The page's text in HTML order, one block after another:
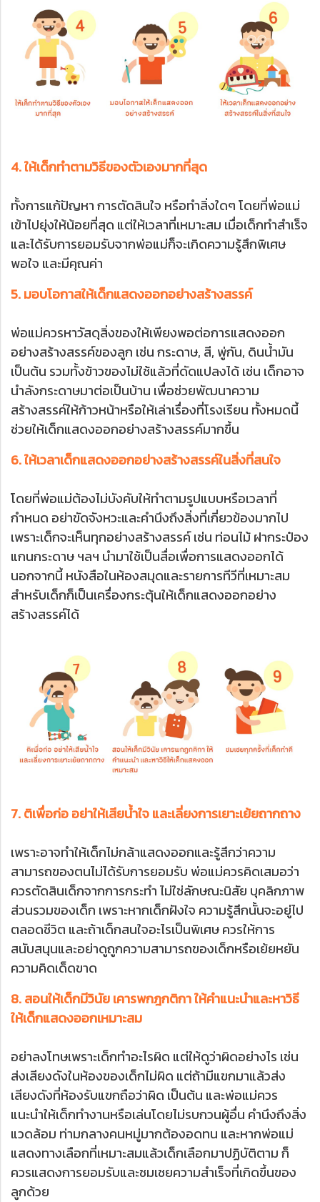
4. ให้เด็กทำตามวิธีของตัวเองมากที่สุด
ทั้งการแก้ปัญหา การตัดสินใจ หรือทำสิ่งใดๆ โดยที่พ่อแม่
เข้าไปยุ่งให้น้อยที่สุด แต่ให้เวลาที่เหมาะสม เมื่อเด็กทำสำเร็จ
และได้รับการยอมรับจากพ่อแม่ก็จะเกิดความรู้สึกพิเศษ
พอใจ และมีคุณค่า
5. มอบโอกาสให้เด็กแสดงออกอย่างสร้างสรรค์
พ่อแม่ควรหาวัสดุสิ่งของให้เพียงพอต่อการแสดงออก
อย่างสร้างสรรค์ของลูก เช่น กระดาษ, สี, พู่กัน, ดินน้ำมัน
เป็นต้น รวมทั้งข้าวของไม่ใช้แล้วที่ดัดแปลงได้ เช่น เด็กอาจ
นำลังกระดาษมาต่อเป็นบ้าน เพื่อช่วยพัฒนาความ
สร้างสรรค์ให้ก้าวหน้าหรือให้เล่าเรื่องที่โรงเรียน ทั้งหมดนี้
ช่วยให้เด็กแสดงออกอย่างสร้างสรรค์มากขึ้น
6. ให้เวลาเด็กแสดงออกอย่างสร้างสรรค์ในสิ่งที่สนใจ
โดยที่พ่อแม่ต้องไม่บังคับให้ทำตามรูปแบบหรือเวลาที่
กำหนด อย่าขัดจังหวะและคำนึงถึงสิ่งที่เกี่ยวข้องมากไป
เพราะเด็กจะเห็นทุกอย่างสร้างสรรค์ เช่น ท่อนไม้ ฝากระป๋อง
แกนกระดาษ ฯลฯ นำมาใช้เป็นสื่อเพื่อการแสดงออกได้
นอกจากนี้ หนังสือในห้องสมุดและรายการทีวีที่เหมาะสม
สำหรับเด็กก็เป็นเครื่องกระตุ้นให้เด็กแสดงออกอย่าง
สร้างสรรค์ได้
7. ติเพื่อก่อ อย่าให้เสียน้ำใจ และเลี่ยงการเยาะเย้ยถากถาง
เพราะอาจทำให้เด็กไม่กล้าแสดงออกและรู้สึกว่าความ
สามารถของตนไม่ได้รับการยอมรับ พ่อแม่ควรคิดเสมอว่า
ควรตัดสินเด็กจากการกระทำ ไม่ใช่ลักษณะนิสัย บุคลิกภาพ
ส่วนรวมของเด็ก เพราะหากเด็กฝังใจ ความรู้สึกนั้นจะอยู่ไป
ตลอดชีวิต และถ้าเด็กสนใจอะไรเป็นพิเศษ ควรให้การ
สนับสนุนและอย่าดูถูกความสามารถของเด็กหรือเย้ยหยัน
ความคิดเด็ดขาด
8. สอนให้เด็กมีวินัย เคารพกฎกติกา ให้คำแนะนำและหาวิธี
ให้เด็กแสดงออกเหมาะสม
อย่าลงโทษเพราะเด็กทำอะไรผิด แต่ให้ดูว่าผิดอย่างไร เช่น
ส่งเสียงดังในห้องของเด็กไม่ผิด แต่ถ้ามีแขกมาแล้วส่ง
เสียงดังที่ห้องรับแขกถือว่าผิด เป็นต้น และพ่อแม่ควร
แนะนำให้เด็กทำงานหรือเล่นโดยไม่รบกวนผู้อื่น คำนึงถึงสิ่ง
แวดล้อม ท่ามกลางคนหมู่มากต้องอดทน และหากพ่อแม่
แสดงทางเลือกที่เหมาะสมแล้วเด็กเลือกมาปฏิบัติตาม ก็
ควรแสดงการยอมรับและชมเชยความสำเร็จที่เกิดขึ้นของ
ลูกด้วย